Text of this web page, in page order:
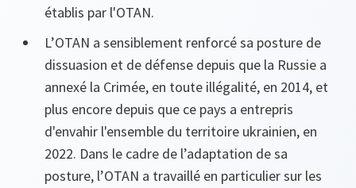
établis par l'OTAN.
L’OTAN a sensiblement renforcé sa posture de
dissuasion et de défense depuis que la Russie a
annexé la Crimée, en toute illégalité, en 2014, et
plus encore depuis que ce pays a entrepris
d'envahir l'ensemble du territoire ukrainien, en
2022. Dans le cadre de l’adaptation de sa
posture, l’OTAN a travaillé en particulier sur les